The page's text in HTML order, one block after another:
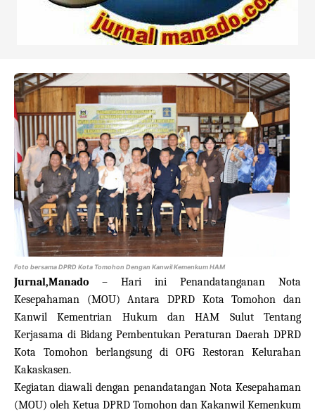
Foto bersama DPRD Kota Tomohon Dengan Kanwil Kemenkum HAM
Jurnal,Manado – Hari ini Penandatanganan Nota
Kesepahaman (MOU) Antara DPRD Kota Tomohon dan
Kanwil Kementrian Hukum dan HAM Sulut Tentang
Kerjasama di Bidang Pembentukan Peraturan Daerah DPRD
Kota Tomohon berlangsung di OFG Restoran Kelurahan
Kakaskasen.
Kegiatan diawali dengan penandatangan Nota Kesepahaman
(MOU) oleh Ketua DPRD Tomohon dan Kakanwil Kemenkum